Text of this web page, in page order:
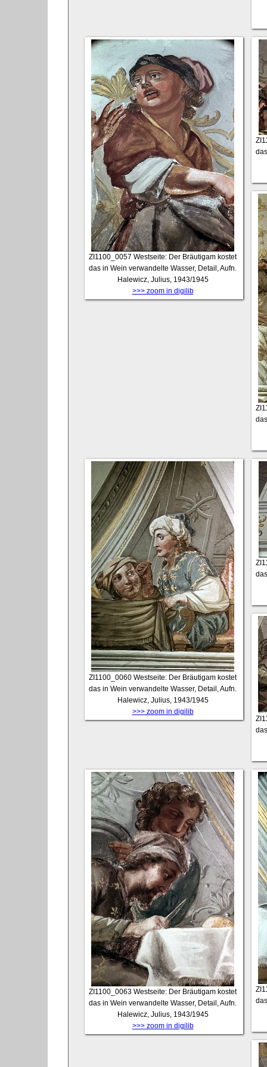
ZI1100_0057 Westseite: Der Bräutigam kostet
das in Wein verwandelte Wasser, Detail, Aufn.
Halewicz, Julius, 1943/1945
>>> zoom in digilib
ZI1100_0060 Westseite: Der Bräutigam kostet
das in Wein verwandelte Wasser, Detail, Aufn.
Halewicz, Julius, 1943/1945
>>> zoom in digilib
ZI1100_0063 Westseite: Der Bräutigam kostet
das in Wein verwandelte Wasser, Detail, Aufn.
Halewicz, Julius, 1943/1945
>>> zoom in digilib